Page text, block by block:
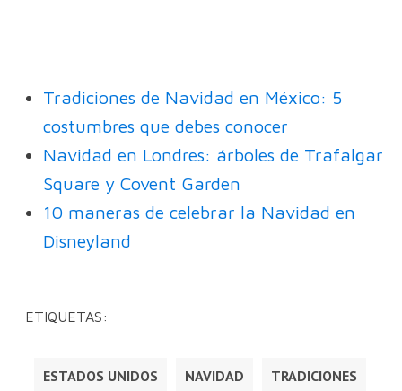
Tradiciones de Navidad en México: 5
costumbres que debes conocer
Navidad en Londres: árboles de Trafalgar
Square y Covent Garden
10 maneras de celebrar la Navidad en
Disneyland
ETIQUETAS:
ESTADOS UNIDOS NAVIDAD TRADICIONES